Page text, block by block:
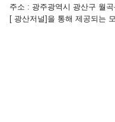
주소 : 광주광역시 광산구 월
[ 광산저널]을 통해 제공되는